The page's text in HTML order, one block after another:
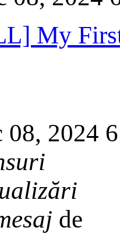
My
08, 2024
de